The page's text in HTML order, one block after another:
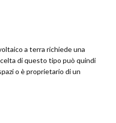
a terra richiede una
di questo tipo può quindi
o è proprietario di un